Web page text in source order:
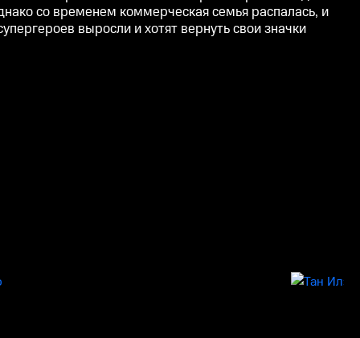
со временем коммерческая семья распалась, и
выросли и хотят вернуть свои значки